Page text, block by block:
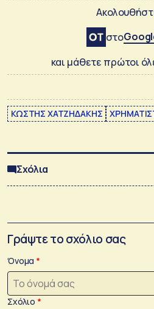
στο
και μάθετε πρώτοι
ΚΩΣΤΗΣ ΧΑΤΖΗΔΑΚΗΣ
Σχόλια
Γράψτε το σχόλιο σας
Όνομα
Σχόλιο